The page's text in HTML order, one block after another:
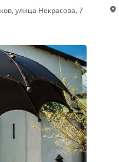
улица Некрасова, 7